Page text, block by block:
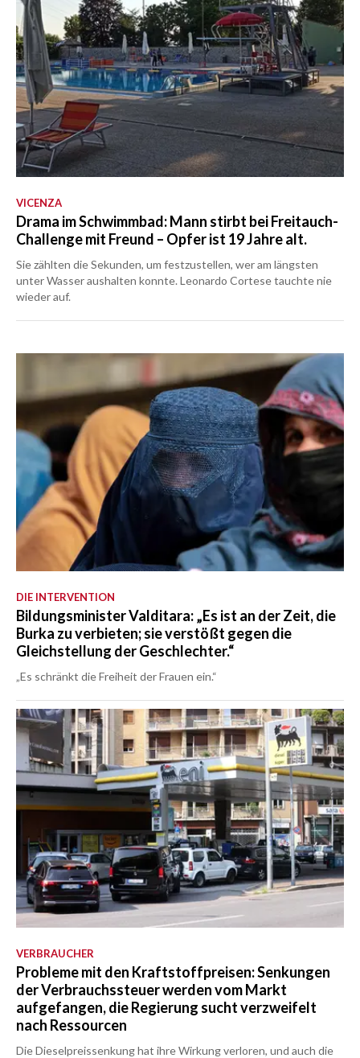
VICENZA
Drama im Schwimmbad: Mann stirbt bei Freitauch-
Challenge mit Freund – Opfer ist 19 Jahre alt.
Sie zählten die Sekunden, um festzustellen, wer am längsten
unter Wasser aushalten konnte. Leonardo Cortese tauchte nie
wieder auf.
DIE INTERVENTION
Bildungsminister Valditara: „Es ist an der Zeit, die
Burka zu verbieten; sie verstößt gegen die
Gleichstellung der Geschlechter.“
„Es schränkt die Freiheit der Frauen ein.“
VERBRAUCHER
Probleme mit den Kraftstoffpreisen: Senkungen
der Verbrauchssteuer werden vom Markt
aufgefangen, die Regierung sucht verzweifelt
nach Ressourcen
Die Dieselpreissenkung hat ihre Wirkung verloren, und auch die